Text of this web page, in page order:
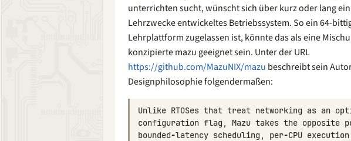
unterrichten sucht, wünscht sich über kurz oder lang
Lehrzwecke entwickeltes Betriebssystem. So ein 64-
Lehrplattform zugelassen ist, könnte das als eine
konzipierte mazu geeignet sein. Unter der URL
https://github.com/MazuNIX/mazu beschreibt sein
Designphilosophie folgendermaßen:
Unlike RTOSes that treat networking as an
configuration flag , Mazu takes the opposite
bounded-latency scheduling , per-CPU execution